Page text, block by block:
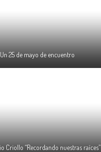
25 de mayo de encuentro
Criollo “Recordando nuestras raíces”